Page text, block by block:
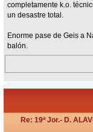
completamente k.o.
un desastre total.
Enorme pase de Geis a
balón.
Re: 19ª Jor.- D.